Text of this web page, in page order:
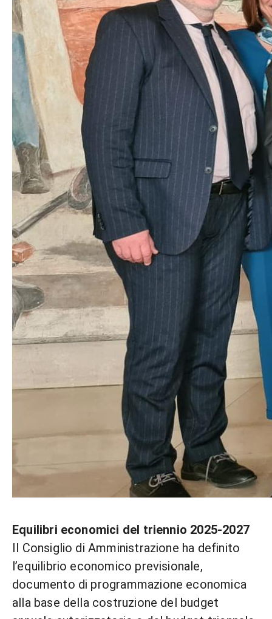
Equilibri economici del triennio 2025-2027
Il Consiglio di Amministrazione ha definito
l’equilibrio economico previsionale,
documento di programmazione economica
alla base della costruzione del budget